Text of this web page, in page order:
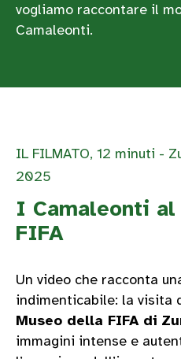
vogliamo raccontare il
Camaleonti.
IL FILMATO, 12 minuti -
2025
I Camaleonti
FIFA
Un video che racconta
indimenticabile: la visita
Museo della FIFA di
immagini intense e